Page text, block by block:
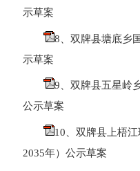
示草案
8、双牌县塘底乡
示草案
9、双牌县五星岭
公示草案
10、双牌县上梧
2035年）公示草案